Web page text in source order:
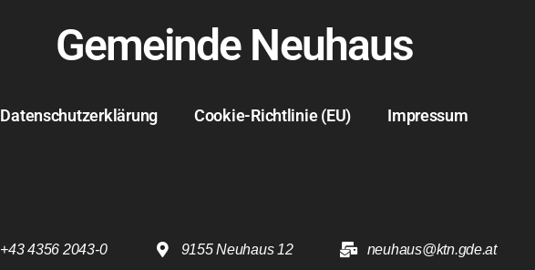
Gemeinde Neuhaus
Datenschutzerklärung Cookie-Richtlinie (EU) Impressum
+43 4356 2043-0 9155 Neuhaus 12 neuhaus@ktn.gde.at